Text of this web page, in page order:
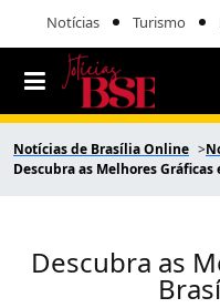
Notícias Turismo
Notícias de Brasília Online
Descubra as Melhores
Descubra as